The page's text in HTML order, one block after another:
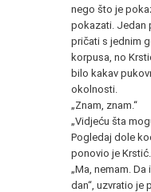
nego što je
pokazati. Jedan
pričati s jednim
korpusa, no
bilo kakav
okolnosti.
„Znam, znam.“
„Vidjeću šta
Pogledaj dole
ponovio je Krstić.
„Ma, nemam.
dan“, uzvratio je